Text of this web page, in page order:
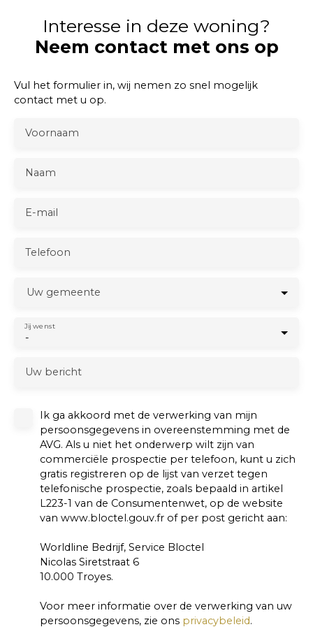
Interesse in deze woning?
Neem contact met ons op
Vul het formulier in, wij nemen zo snel mogelijk
contact met u op.
Voornaam
Naam
E-mail
Telefoon
Uw gemeente
-
Jij wenst
Uw bericht
Ik ga akkoord met de verwerking van mijn
persoonsgegevens in overeenstemming met de
AVG. Als u niet het onderwerp wilt zijn van
commerciële prospectie per telefoon, kunt u zich
gratis registreren op de lijst van verzet tegen
telefonische prospectie, zoals bepaald in artikel
L223-1 van de Consumentenwet, op de website
van www.bloctel.gouv.fr of per post gericht aan:
Worldline Bedrijf, Service Bloctel
Nicolas Siretstraat 6
10.000 Troyes.
Voor meer informatie over de verwerking van uw
persoonsgegevens, zie ons privacybeleid.